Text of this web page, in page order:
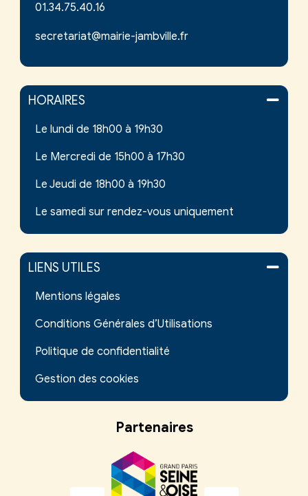
01.34.75.40.16
secretariat@mairie-jambville.fr
HORAIRES
Le lundi de 18h00 à 19h30
Le Mercredi de 15h00 à 17h30
Le Jeudi de 18h00 à 19h30
Le samedi sur rendez-vous uniquement
LIENS UTILES
Mentions légales
Conditions Générales d’Utilisations
Politique de confidentialité
Gestion des cookies
Partenaires